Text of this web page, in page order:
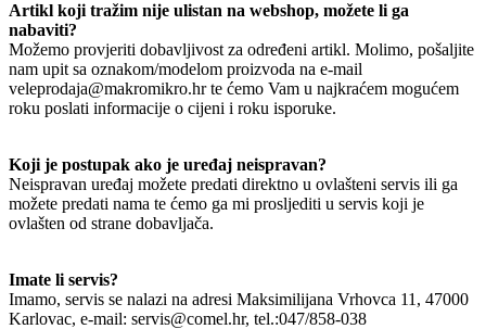
Artikl koji tražim nije ulistan na webshop, možete li ga
nabaviti?
Možemo provjeriti dobavljivost za određeni artikl. Molimo, pošaljite
nam upit sa oznakom/modelom proizvoda na e-mail
veleprodaja@makromikro.hr te ćemo Vam u najkraćem mogućem
roku poslati informacije o cijeni i roku isporuke.
Koji je postupak ako je uređaj neispravan?
Neispravan uređaj možete predati direktno u ovlašteni servis ili ga
možete predati nama te ćemo ga mi prosljediti u servis koji je
ovlašten od strane dobavljača.
Imate li servis?
Imamo, servis se nalazi na adresi Maksimilijana Vrhovca 11, 47000
Karlovac, e-mail: servis@comel.hr, tel.:047/858-038